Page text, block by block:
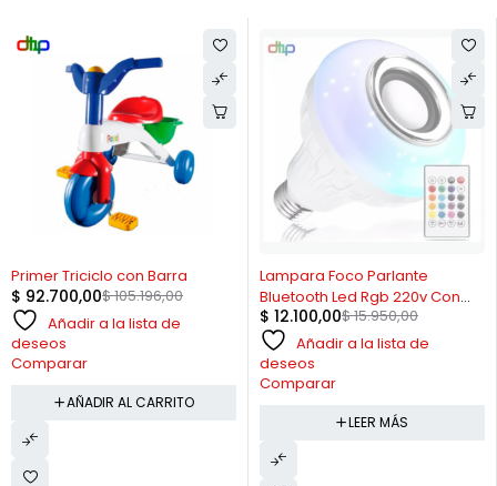
Primer Triciclo con Barra
$105.196,00
$ 92.700,00
Añadir a la lista de
deseos
Comparar
AÑADIR AL CARRITO
Lampara Foco Parlante
Bluetooth Led Rgb 220v Con
Control
$15.950,00
$ 12.100,00
Añadir a la lista de
deseos
Comparar
LEER MÁS